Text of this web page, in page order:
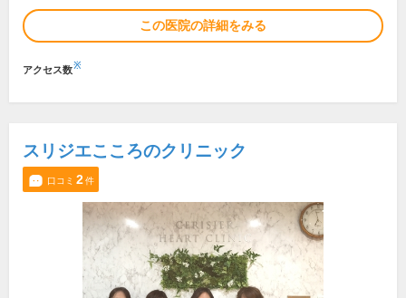
この医院の詳細をみる
アクセス数※
スリジエこころのクリニック
口コミ 2件